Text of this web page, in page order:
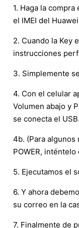
1. Haga la
el IMEI del
2. Cuando la Key
instrucciones
3. Simplemente
4. Con el celular
Volumen abajo y
se conecta el USB.
4b. (Para
POWER,
5. Ejecutamos el
6. Y ahora
su correo en la
7. Finalmente de